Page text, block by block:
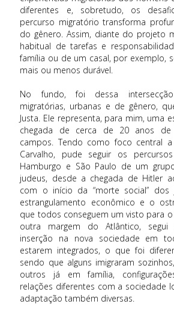
diferentes e, sobretudo, os
percurso migratório transforma
do gênero. Assim, diante do projeto
habitual de tarefas e
família ou de um casal, por exemplo,
mais ou menos durável.
No fundo, foi dessa
migratórias, urbanas e de gênero,
Justa. Ele representa, para mim, uma
chegada de cerca de 20 anos de
campos. Tendo como foco central
Carvalho, pude seguir os
Hamburgo e São Paulo de um
judeus, desde a chegada de Hitler
com o início da “morte social” dos
estrangulamento econômico e o
que todos conseguem um visto para
outra margem do Atlântico,
inserção na nova sociedade em
estarem integrados, o que foi
sendo que alguns imigraram
outros já em família,
relações diferentes com a sociedade
adaptação também diversas.